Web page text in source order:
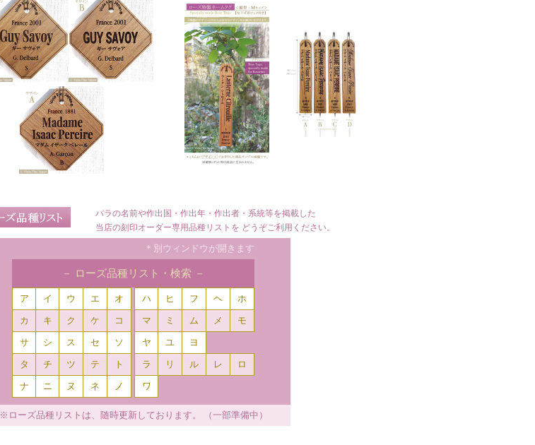
バラの名前や作出国・作出年・作出者・系統等を掲載した
当店の刻印オーダー専用品種リストを どうぞご利用ください。
＊別ウィンドウが開きます
－ ローズ品種リスト・検索 －
ア イ ウ エ オ
カ キ ク ケ コ
サ シ ス セ ソ
タ チ ツ テ ト
ナ ニ ヌ ネ ノ
ハ ヒ フ ヘ ホ
マ ミ ム メ モ
ヤ ユ ヨ
ラ リ ル レ ロ
ワ
※ローズ品種リストは、随時更新しております。 （一部準備中）